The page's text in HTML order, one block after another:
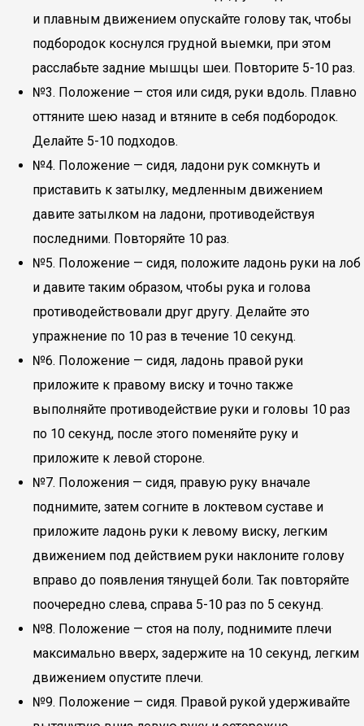
и плавным движением опускайте голову так, чтобы
подбородок коснулся грудной выемки, при этом
расслабьте задние мышцы шеи. Повторите 5-10 раз.
№3. Положение — стоя или сидя, руки вдоль. Плавно
оттяните шею назад и втяните в себя подбородок.
Делайте 5-10 подходов.
№4. Положение — сидя, ладони рук сомкнуть и
приставить к затылку, медленным движением
давите затылком на ладони, противодействуя
последними. Повторяйте 10 раз.
№5. Положение — сидя, положите ладонь руки на лоб
и давите таким образом, чтобы рука и голова
противодействовали друг другу. Делайте это
упражнение по 10 раз в течение 10 секунд.
№6. Положение — сидя, ладонь правой руки
приложите к правому виску и точно также
выполняйте противодействие руки и головы 10 раз
по 10 секунд, после этого поменяйте руку и
приложите к левой стороне.
№7. Положения — сидя, правую руку вначале
поднимите, затем согните в локтевом суставе и
приложите ладонь руки к левому виску, легким
движением под действием руки наклоните голову
вправо до появления тянущей боли. Так повторяйте
поочередно слева, справа 5-10 раз по 5 секунд.
№8. Положение — стоя на полу, поднимите плечи
максимально вверх, задержите на 10 секунд, легким
движением опустите плечи.
№9. Положение — сидя. Правой рукой удерживайте